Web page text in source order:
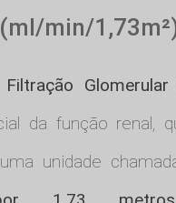
(ml/min/
Glomerular
da função renal,
unidade